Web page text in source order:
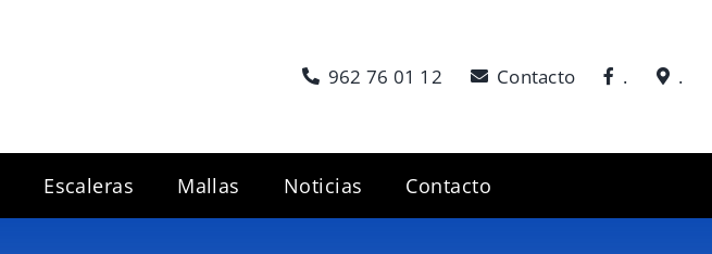
962 76 01 12 Contacto . .
Escaleras Mallas Noticias Contacto